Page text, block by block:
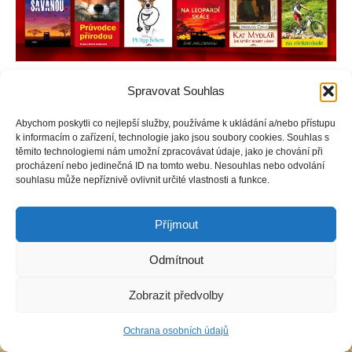
Spravovat Souhlas
Abychom poskytli co nejlepší služby, používáme k ukládání a/nebo přístupu
k informacím o zařízení, technologie jako jsou soubory cookies. Souhlas s
těmito technologiemi nám umožní zpracovávat údaje, jako je chování při
procházení nebo jedinečná ID na tomto webu. Nesouhlas nebo odvolání
souhlasu může nepříznivě ovlivnit určité vlastnosti a funkce.
Příjmout
Odmítnout
Zobrazit předvolby
Ochrana osobních údajů
Copyright © Weiron Dynamics, s.r.o. |Tvorba webových stráneka
SEO